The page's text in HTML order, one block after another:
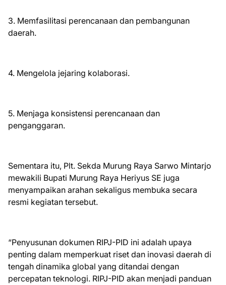
3. Memfasilitasi perencanaan dan pembangunan
daerah.
4. Mengelola jejaring kolaborasi.
5. Menjaga konsistensi perencanaan dan
penganggaran.
Sementara itu, Plt. Sekda Murung Raya Sarwo Mintarjo
mewakili Bupati Murung Raya Heriyus SE juga
menyampaikan arahan sekaligus membuka secara
resmi kegiatan tersebut.
“Penyusunan dokumen RIPJ-PID ini adalah upaya
penting dalam memperkuat riset dan inovasi daerah di
tengah dinamika global yang ditandai dengan
percepatan teknologi. RIPJ-PID akan menjadi panduan